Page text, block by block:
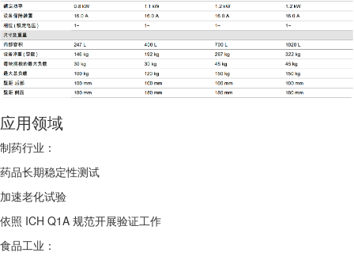
应用领域
制药行业：
药品长期稳定性测试
加速老化试验
依照 ICH Q1A 规范开展验证工作
食品工业：